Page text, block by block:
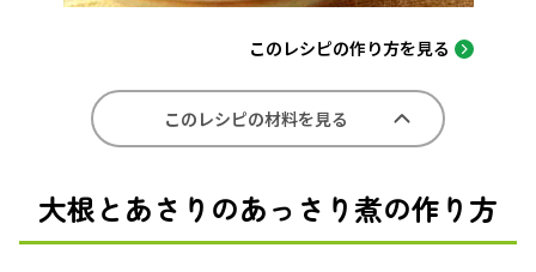
このレシピの作り方を見る
このレシピの材料を見る
大根とあさりのあっさり煮の作り方